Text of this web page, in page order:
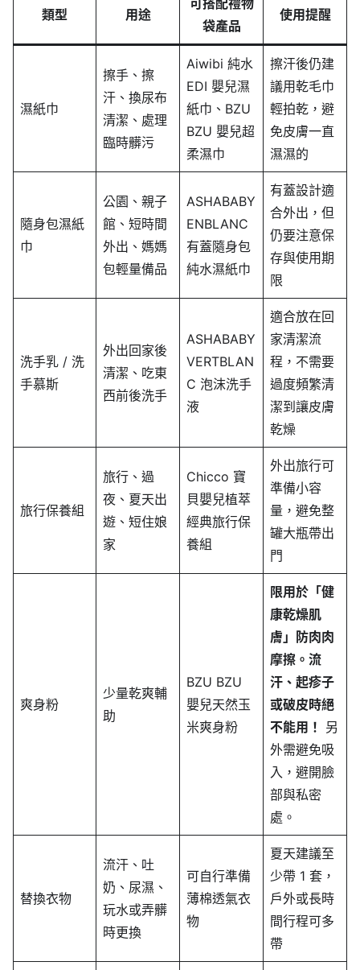
類型 用途
袋產品
使用提醒
濕紙巾
擦手、擦
汗、換尿布
清潔、處理
臨時髒污
Aiwibi 純水
EDI 嬰兒濕
紙巾、BZU
BZU 嬰兒超
柔濕巾
擦汗後仍建
議用乾毛巾
輕拍乾，避
免皮膚一直
濕濕的
隨身包濕紙
巾
公園、親子
館、短時間
外出、媽媽
包輕量備品
ASHABABY
ENBLANC
有蓋隨身包
純水濕紙巾
有蓋設計適
合外出，但
仍要注意保
存與使用期
限
洗手乳 / 洗
手慕斯
外出回家後
清潔、吃東
西前後洗手
ASHABABY
VERTBLAN
C 泡沫洗手
液
適合放在回
家清潔流
程，不需要
過度頻繁清
潔到讓皮膚
乾燥
旅行保養組
旅行、過
夜、夏天出
遊、短住娘
家
Chicco 寶
貝嬰兒植萃
經典旅行保
養組
外出旅行可
準備小容
量，避免整
罐大瓶帶出
門
爽身粉
少量乾爽輔
助
BZU BZU
嬰兒天然玉
米爽身粉
限用於「健
康乾燥肌
膚」防肉肉
摩擦。流
汗、起疹子
或破皮時絕
不能用！ 另
外需避免吸
入，避開臉
部與私密
處。
替換衣物
流汗、吐
奶、尿濕、
玩水或弄髒
時更換
可自行準備
薄棉透氣衣
物
夏天建議至
少帶 1 套，
戶外或長時
間行程可多
帶